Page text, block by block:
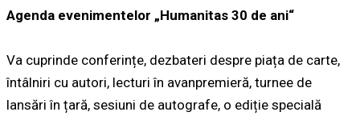
Agenda evenimentelor „Humanitas 30 de ani“
Va cuprinde conferințe, dezbateri despre piața de carte,
întâlniri cu autori, lecturi în avanpremieră, turnee de
lansări în țară, sesiuni de autografe, o ediție specială